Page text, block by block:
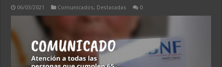
06/03/2021 Comunicados, Destacadas 0